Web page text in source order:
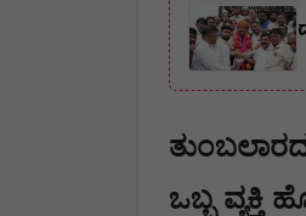
​ಒಬ್ಬ